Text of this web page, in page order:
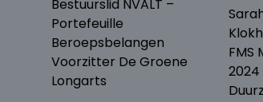
Bestuurslid NVALT –
Portefeuille
Beroepsbelangen
Voorzitter De Groene
Longarts
FMS
2024